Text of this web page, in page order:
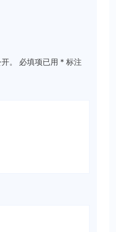
。 必填项已用 * 标注